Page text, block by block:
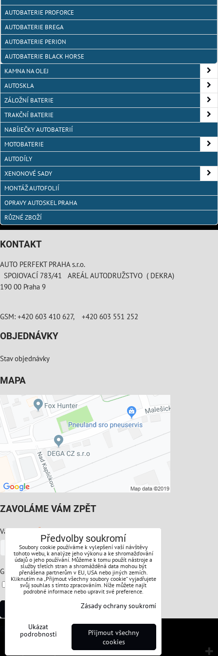
AUTOBATERIE PROFORCE
AUTOBATERIE BREGA
AUTOBATERIE PERION
AUTOBATERIE BLACK HORSE
KAMNA NA OLEJ
AUTOSKLA
ZÁLOŽNÍ BATERIE
TRAKČNÍ BATERIE
NABÍJEČKY AUTOBATERIÍ
MOTOBATERIE
AUTODÍLY
XENONOVÉ SADY
MONTÁŽ AUTOFOLIÍ
OPRAVY AUTOSKEL PRAHA
RŮZNÉ ZBOŽÍ
KONTAKT
AUTO PERFEKT PRAHA s.r.o.
SPOJOVACÍ 783/41 AREÁL AUTODRUŽSTVO ( DEKRA)
190 00 Praha 9
GSM: +420 603 410 627, +420 603 551 252
OBJEDNÁVKY
Stav objednávky
MAPA
ZAVOLÁME VÁM ZPĚT
Váš telefon:*
GDPR:*
Souhlasíte s ochranou osobních údajů
Předvolby soukromí
Zásady ochrany soukromí
Vytvořeno systémem:ByznysWeb.cz
Předvolby soukromí
Soubory cookie používáme k vylepšení vaší návštěvy
tohoto webu, k analýze jeho výkonu a ke shromažďování
údajů o jeho používání. Můžeme k tomu použít nástroje a
služby třetích stran a shromážděná data mohou být
přenášena partnerům v EU, USA nebo jiných zemích.
Kliknutím na „Přijmout všechny soubory cookie“ vyjadřujete
svůj souhlas s tímto zpracováním. Níže můžete najít
podrobné informace nebo upravit své preference.
Zásady ochrany soukromí
Ukázat
podrobnosti
Přijmout všechny
cookies